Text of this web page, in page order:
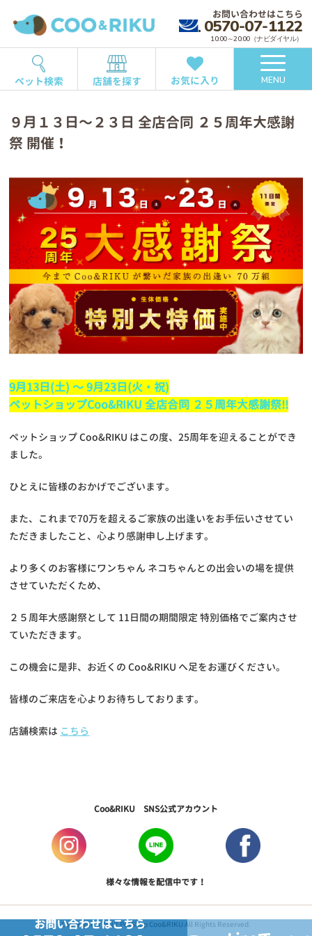
お問い合わせはこちら
0570-07-1122
10:00～20:00（ナビダイヤル）
ペット検索 店舗を探す お気に入り MENU
９月１３日〜２３日 全店合同 ２５周年大感謝
祭 開催！
9月13日(土) 〜 9月23日(火・祝)
ペットショップCoo&RIKU 全店合同 ２５周年大感謝祭!!
ペットショップ Coo&RIKU はこの度、25周年を迎えることができ
ました。
ひとえに皆様のおかげでございます。
また、これまで70万を超えるご家族の出逢いをお手伝いさせてい
ただきましたこと、心より感謝申し上げます。
より多くのお客様にワンちゃん ネコちゃんとの出会いの場を提供
させていただくため、
２５周年大感謝祭として 11日間の期間限定 特別価格でご案内させ
ていただきます。
この機会に是非、お近くの Coo&RIKU へ足をお運びください。
皆様のご来店を心よりお待ちしております。
店舗検索は こちら
お問い合わせはこちら
Coo&RIKU SNS公式アカウント
様々な情報を配信中です！
Copyright © 2017 PetShop Coo&RIKU All Rights Reserved.